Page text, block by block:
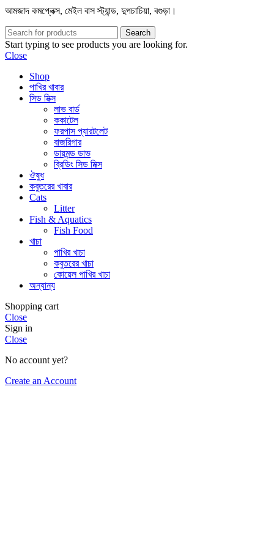
আমজাদ কমপ্লেক্স, মেইল বাস স্ট্যান্ড, দুপচাচিয়া, বগুড়া।
Search
Start typing to see products you are looking for.
Close
Shop
পাখির খাবার
সিড মিক্স
লাভ বার্ড
ককাটেল
ফরপাস প্যারটলেট
বাজরিগার
ডায়মন্ড ডাভ
ব্রিডিং সিড মিক্স
ঔষুধ
কবুতরের খাবার
Cats
Litter
Fish & Aquatics
Fish Food
খাচা
পাখির খাচা
কবুতরের খাচা
কোয়েল পাখির খাচা
অন্যান্য
Shopping cart
Close
Sign in
Close
No account yet?
Create an Account